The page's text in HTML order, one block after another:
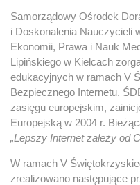
Samorządowy Ośrodek
i Doskonalenia Nauczycieli
Ekonomii, Prawa i Nauk
Lipińskiego w Kielcach
edukacyjnych w ramach V
Bezpiecznego Internetu.
zasięgu europejskim,
Europejską w 2004 r.
„Lepszy Internet zależy od
W ramach V
zrealizowano następujące